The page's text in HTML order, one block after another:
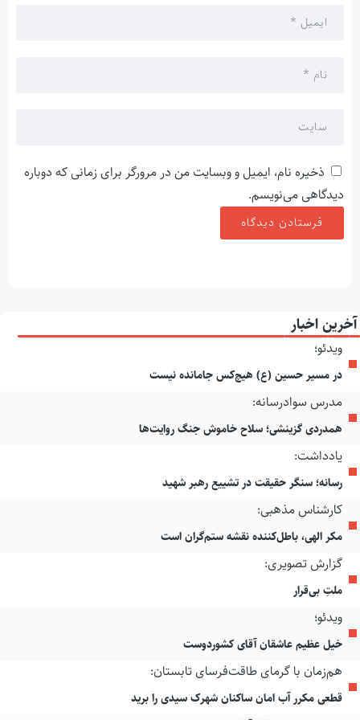
ذخیره نام، ایمیل و وبسایت من در مرورگر برای زمانی که دوباره
دیدگاهی می‌نویسم.
آخرین اخبار
ویدئو؛
در مسیر حسین (ع) هیچ‌کس جامانده نیست
مدرس سوادرسانه:
همدردی گزینشی؛ سلاح خاموش جنگ روایت‌ها
یادداشت:
رسانه؛ سنگر حقیقت در تشییع رهبر شهید
کارشناس مذهبی:
مکر الهی، باطل‌کننده نقشه ستم‌گران است
گزارش تصویری:
ملتِ بی‌قرار
ویدئو؛
خیل عظیم عاشقان آقای کشوردوست
هم‌زمان با گرمای طاقت‌فرسای تابستان:
قطعی مکرر آب امان ساکنان شهرک سیدی را برید